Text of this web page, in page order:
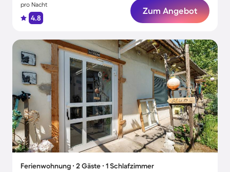
pro Nacht
4.8
Zum Angebot
Ferienwohnung ∙ 2 Gäste ∙ 1 Schlafzimmer